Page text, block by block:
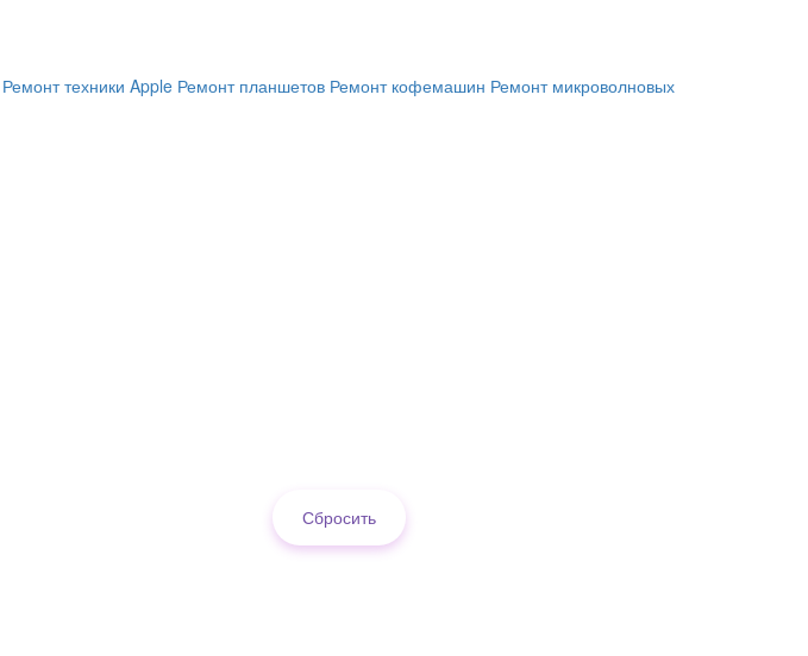
Ремонт техники Apple Ремонт планшетов Ремонт кофемашин Ремонт микроволновых